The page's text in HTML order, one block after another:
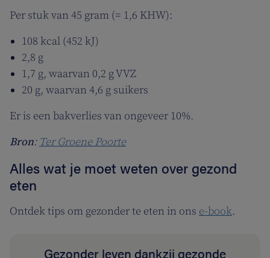
Per stuk van 45 gram (= 1,6 KHW):
108 kcal (452 kJ)
2,8 g
1,7 g, waarvan 0,2 g VVZ
20 g, waarvan 4,6 g suikers
Er is een bakverlies van ongeveer 10%.
Bron: Ter Groene Poorte
Alles wat je moet weten over gezond
eten
Ontdek tips om gezonder te eten in ons e-book.
Gezonder leven dankzij gezonde